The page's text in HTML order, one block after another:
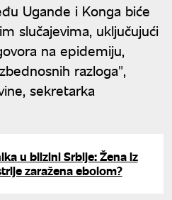
Ugande i Konga biće
slučajevima, uključujući
na epidemiju,
razloga",
sekretarka
u blizini Srbije: Žena iz
zaražena ebolom?